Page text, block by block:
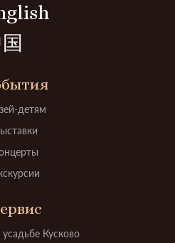
детям
Кусково